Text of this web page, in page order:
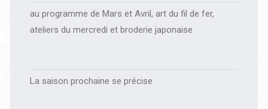
au programme de Mars et Avril, art du fil de fer,
ateliers du mercredi et broderie japonaise
La saison prochaine se précise